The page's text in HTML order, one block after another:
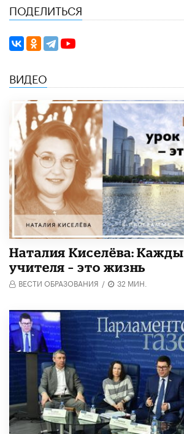
ПОДЕЛИТЬСЯ
ВИДЕО
Наталия Киселёва:
учителя – это жизнь
ВЕСТИ ОБРАЗОВАНИЯ / 32 МИН.